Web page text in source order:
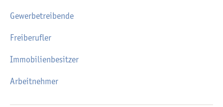
Gewerbetreibende
Freiberufler
Immobilienbesitzer
Arbeitnehmer